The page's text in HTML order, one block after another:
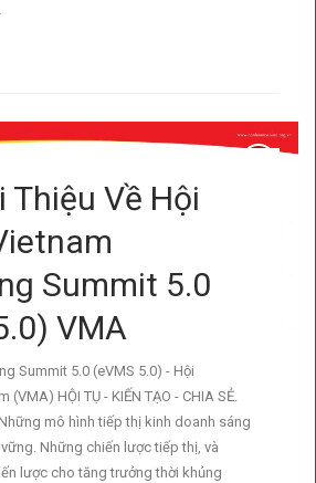
Thiệu Về Hội
Summit 5.0
VMA
Summit 5.0 (eVMS 5.0) - Hội
(VMA) HỘI TỤ - KIẾN TẠO - CHIA SẺ.
mô hình tiếp thị kinh doanh sáng
Những chiến lược tiếp thị, và
lược cho tăng trưởng thời khủng